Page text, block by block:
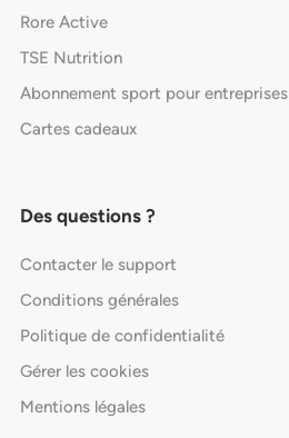
Rore Active
TSE Nutrition
Abonnement sport pour entreprises
Cartes cadeaux
Des questions ?
Contacter le support
Conditions générales
Politique de confidentialité
Gérer les cookies
Mentions légales